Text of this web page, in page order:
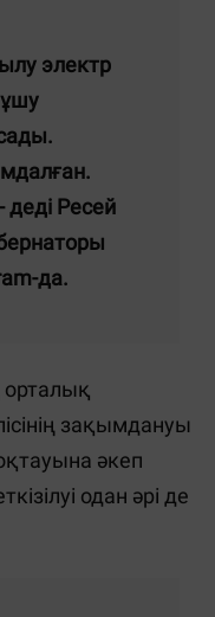
электр
Ресей
да.
зақымдануы
әкеп
одан әрі де